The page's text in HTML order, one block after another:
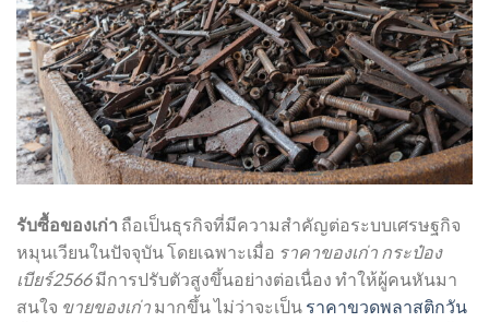
รับซื้อของเก่า ถือเป็นธุรกิจที่มีความสำคัญต่อระบบเศรษฐกิจ
หมุนเวียนในปัจจุบัน โดยเฉพาะเมื่อ ราคาของเก่า กระป๋อง
เบียร์2566มีการปรับตัวสูงขึ้นอย่างต่อเนื่อง ทำให้ผู้คนหันมา
สนใจ ขายของเก่า มากขึ้น ไม่ว่าจะเป็น ราคาขวดพลาสติกวัน